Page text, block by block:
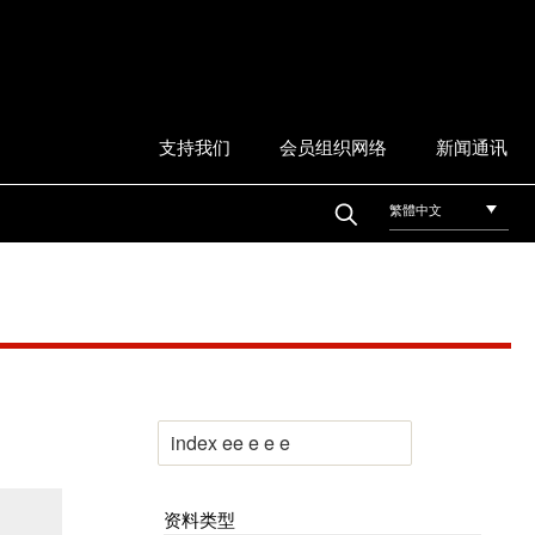
支持我们 会员组织网络 新闻通讯
繁體中文